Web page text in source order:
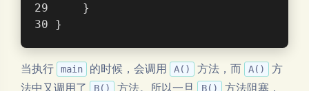
    }
}
当执行 main 的时候，会调用 A() 方法，而 A()
方
法中又调用了
B() 方法。所以一旦 B()
方法阻塞，